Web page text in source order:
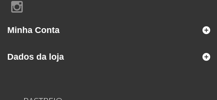
Minha Conta
Dados da loja